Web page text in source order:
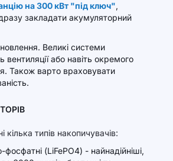
на 300 кВт "під ключ",
закладати акумуляторний
Великі системи
вентиляції або навіть окремого
Також варто враховувати
кілька типів накопичувачів:
фосфатні (LiFePO4) - найнадійніші,